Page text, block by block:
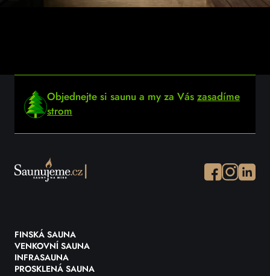
Objednejte si saunu a my za Vás zasadíme
strom
Facebook
Instagram
FINSKÁ SAUNA
VENKOVNÍ SAUNA
INFRASAUNA
PROSKLENÁ SAUNA